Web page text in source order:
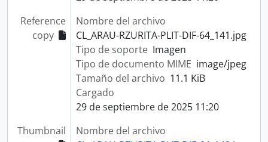
Reference
copy
Nombre del archivo
CL_ARAU-RZURITA-PLIT-DIF-64_141.jpg
Tipo de soporte Imagen
Tipo de documento MIME image/jpeg
Tamaño del archivo 11.1 KiB
Cargado
29 de septiembre de 2025 11:20
Thumbnail
Nombre del archivo